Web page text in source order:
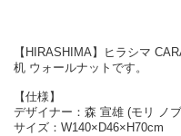
【HIRASHIMA】ヒラシマ
机 ウォールナットです。
【仕様】
デザイナー：森 宣雄 (モリ ノ
サイズ：W140×D46×H70cm